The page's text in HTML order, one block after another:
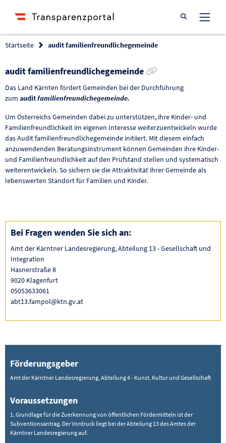
Suche öffnen
Startseite audit familienfreundlichegemeinde
audit familienfreundlichegemeinde
Das Land Kärnten fördert Gemeinden bei der Durchführung
zum auditfamilienfreundichegemeinde.
Um Österreichs Gemeinden dabei zu unterstützen, ihre Kinder- und
Familienfreundlichkeit im eigenen Interesse weiterzuentwickeln wurde
das Audit familienfreundlichegemeinde initiiert. Mit diesem einfach
anzuwendenden Beratungsinstrument können Gemeinden ihre Kinder-
und Familienfreundlichkeit auf den Prüfstand stellen und systematisch
weiterentwickeln. So sichern sie die Attraktivität ihrer Gemeinde als
lebenswerten Standort für Familien und Kinder.
Bei Fragen wenden Sie sich an:
Amt der Kärntner Landesregierung, Abteilung 13 - Gesellschaft und
Integration
Hasnerstraße 8
9020 Klagenfurt
05053633061
abt13.fampol@ktn.gv.at
Förderungsgeber
Amt der Kärntner Landesregierung, Abteilung 4 - Kunst, Kultur und Gesellschaft
Voraussetzungen
1. Grundlage für die Zuerkennung von öffentlichen Fördermitteln ist der
Subventionsantrag. Der Vordruck liegt bei der Abteilung 13 des Amtes der
Kärntner Landesregierung auf.